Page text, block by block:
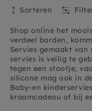
Sorteren
Shop online het
verdeel borden,
Servies gemaakt van
servies is veilig te
tegen een stootje,
silicone mag ook in
Baby-en
kraamcadeau of bij